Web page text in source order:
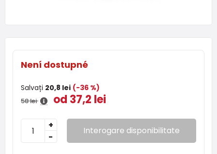
Není dostupné
Salvați 20,8 lei (-36 %)
58 lei od 37,2 lei
-
+ Interogare disponibilitate